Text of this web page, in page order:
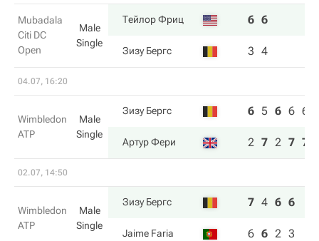
Mubadala
Citi DC
Open
Male
Single
Тейлор Фриц 6 6
Зизу Бергс 3 4
04.07, 16:20
Wimbledon
ATP
Male
Single
Зизу Бергс 6 5 6 6 6
Артур Фери 2 7 2 7 7
02.07, 14:50
Wimbledon
ATP
Male
Single
Зизу Бергс 7 4 6 6
Jaime Faria 6 6 2 3